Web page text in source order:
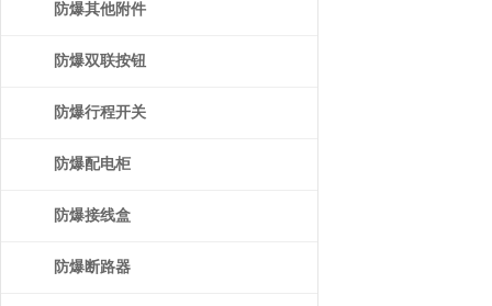
防爆其他附件
防爆双联按钮
防爆行程开关
防爆配电柜
防爆接线盒
防爆断路器